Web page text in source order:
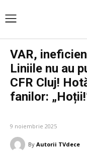
VAR,
Liniile nu au
CFR Cluj!
fanilor:
9 noiembrie 2025
By Autorii TVdece